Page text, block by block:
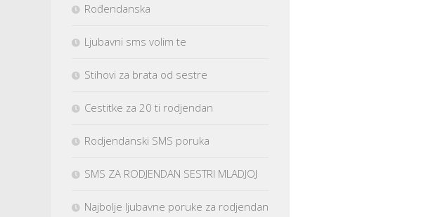
Rođendanska
Ljubavni sms volim te
Stihovi za brata od sestre
Cestitke za 20 ti rodjendan
Rodjendanski SMS poruka
SMS ZA RODJENDAN SESTRI MLADJOJ
Najbolje ljubavne poruke za rodjendan